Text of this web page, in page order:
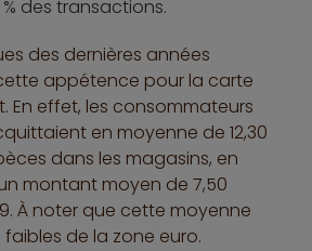
des transactions.
des dernières années
appétence pour la carte
En effet, les consommateurs
en moyenne de 12,30
dans les magasins, en
montant moyen de 7,50
À noter que cette moyenne
faibles de la zone euro.